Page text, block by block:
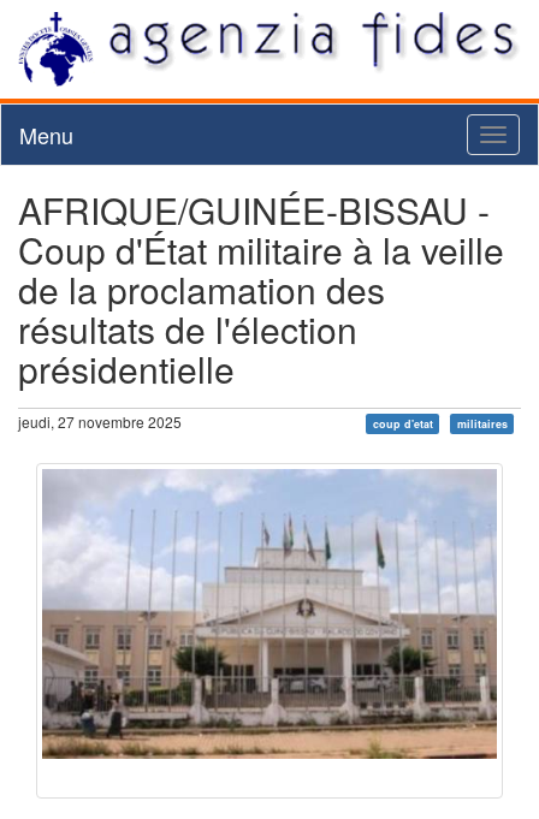
Menu
AFRIQUE/GUINÉE-BISSAU -
Coup d'État militaire à la veille
de la proclamation des
résultats de l'élection
présidentielle
jeudi, 27 novembre 2025 coup d'etat militaires